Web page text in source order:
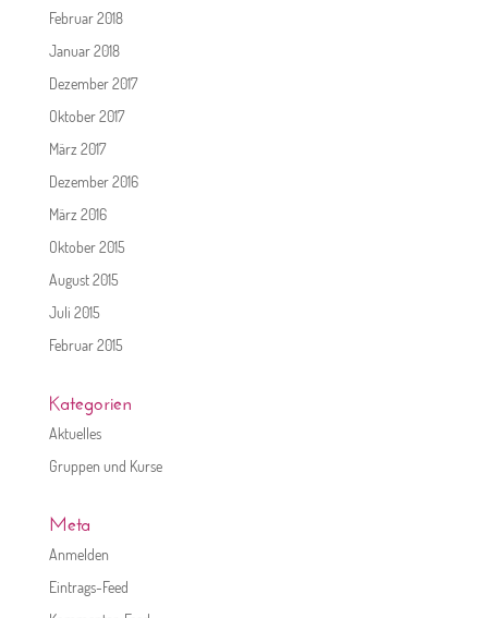
Februar 2018
Januar 2018
Dezember 2017
Oktober 2017
März 2017
Dezember 2016
März 2016
Oktober 2015
August 2015
Juli 2015
Februar 2015
Kategorien
Aktuelles
Gruppen und Kurse
Meta
Anmelden
Eintrags-Feed